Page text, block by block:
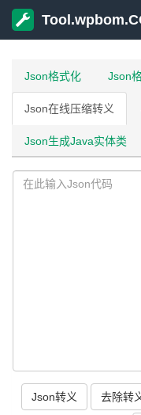
Json格式化 Json
Json在线压缩转义
Json生成Java实体类